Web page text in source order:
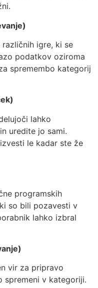
igre, ki se
podatkov oziroma
spremembo kategorij
lahko
uredite jo sami.
le kadar ste že
programskih
so bili pozavesti v
lahko izbral
vir za pripravo
spremeni v kategoriji.